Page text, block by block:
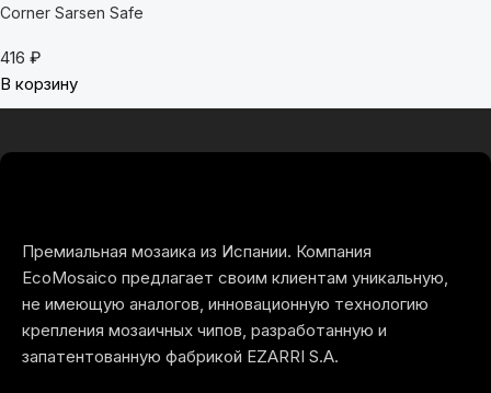
Corner Sarsen Safe
416 ₽
В корзину
Премиальная мозаика из Испании. Компания
EcoMosaico предлагает своим клиентам уникальную,
не имеющую аналогов, инновационную технологию
крепления мозаичных чипов, разработанную и
запатентованную фабрикой EZARRI S.A.